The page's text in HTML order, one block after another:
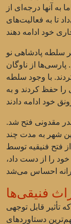
به آنها درجه‌ای از
تا به فعالیت‌های
سلطه پادشاهی نو
از ناوگان
با وجود سلطه
را حفظ کردند و به
اسکندر مقدونی فتح شد.
شهر به مدت چند
فتح فنیقیه توسط
را از دست داد،
فنیقی‌ها
تأثیر قابل توجهی
دستاوردهای